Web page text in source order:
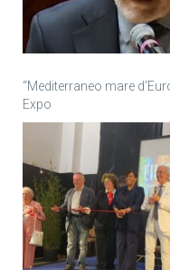
“Mediterraneo mare
Expo